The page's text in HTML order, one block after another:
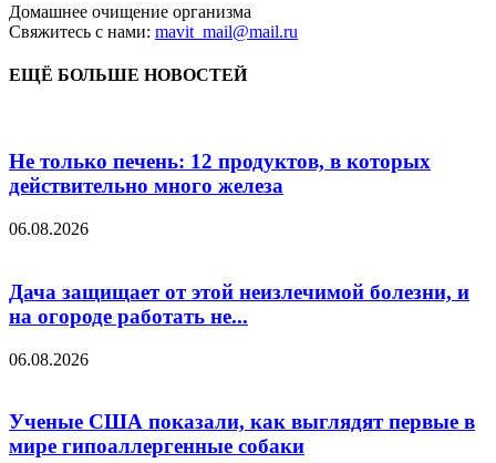
Домашнее очищение организма
Свяжитесь с нами: mavit_mail@mail.ru
ЕЩЁ БОЛЬШЕ НОВОСТЕЙ
Не только печень: 12 продуктов, в которых
действительно много железа
06.08.2026
Дача защищает от этой неизлечимой болезни, и
на огороде работать не...
06.08.2026
Ученые США показали, как выглядят первые в
мире гипоаллергенные собаки